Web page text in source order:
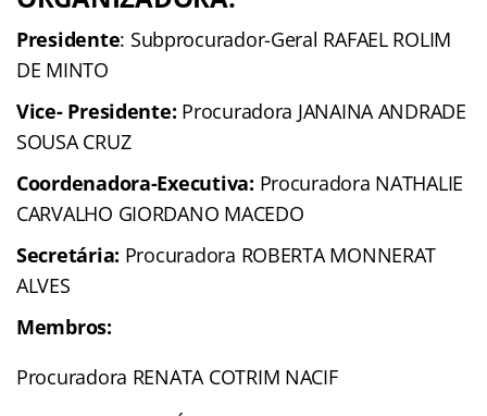
Presidente: Subprocurador-Geral RAFAEL ROLIM
DE MINTO
Vice- Presidente: Procuradora JANAINA ANDRADE
SOUSA CRUZ
Coordenadora-Executiva: Procuradora NATHALIE
CARVALHO GIORDANO MACEDO
Secretária: Procuradora ROBERTA MONNERAT
ALVES
Membros:
Procuradora RENATA COTRIM NACIF